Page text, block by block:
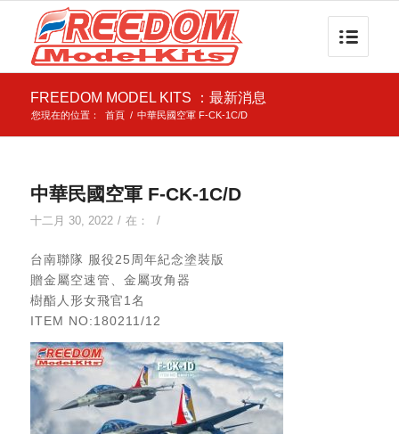
FREEDOM MODEL KITS ：最新消息
您現在的位置： 首頁 / 中華民國空軍 F-CK-1C/D
中華民國空軍 F-CK-1C/D
十二月 30, 2022 / 在： /
台南聯隊 服役25周年紀念塗裝版
贈金屬空速管、金屬攻角器
樹酯人形女飛官1名
ITEM NO:180211/12